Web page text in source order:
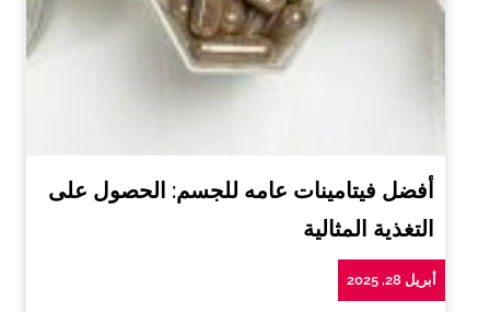
أفضل فيتامينات عامه للجسم: الحصول على
التغذية المثالية
أبريل 28, 2025